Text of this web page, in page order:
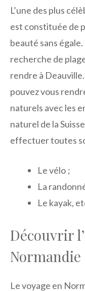
L’une des plus
est constituée de
beauté sans
recherche de
rendre à
pouvez vous
naturels avec les
naturel de la
effectuer toutes
Le vélo ;
La
Le kayak,
Découvrir
Normandie
Le voyage en